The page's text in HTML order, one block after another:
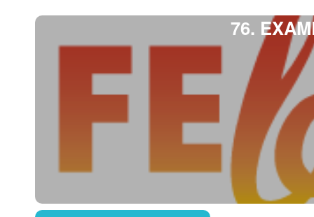
76.